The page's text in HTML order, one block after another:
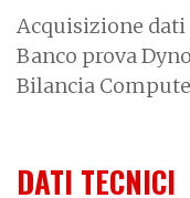
Acquisizione dati
Banco prova
Bilancia
DATI TECNICI